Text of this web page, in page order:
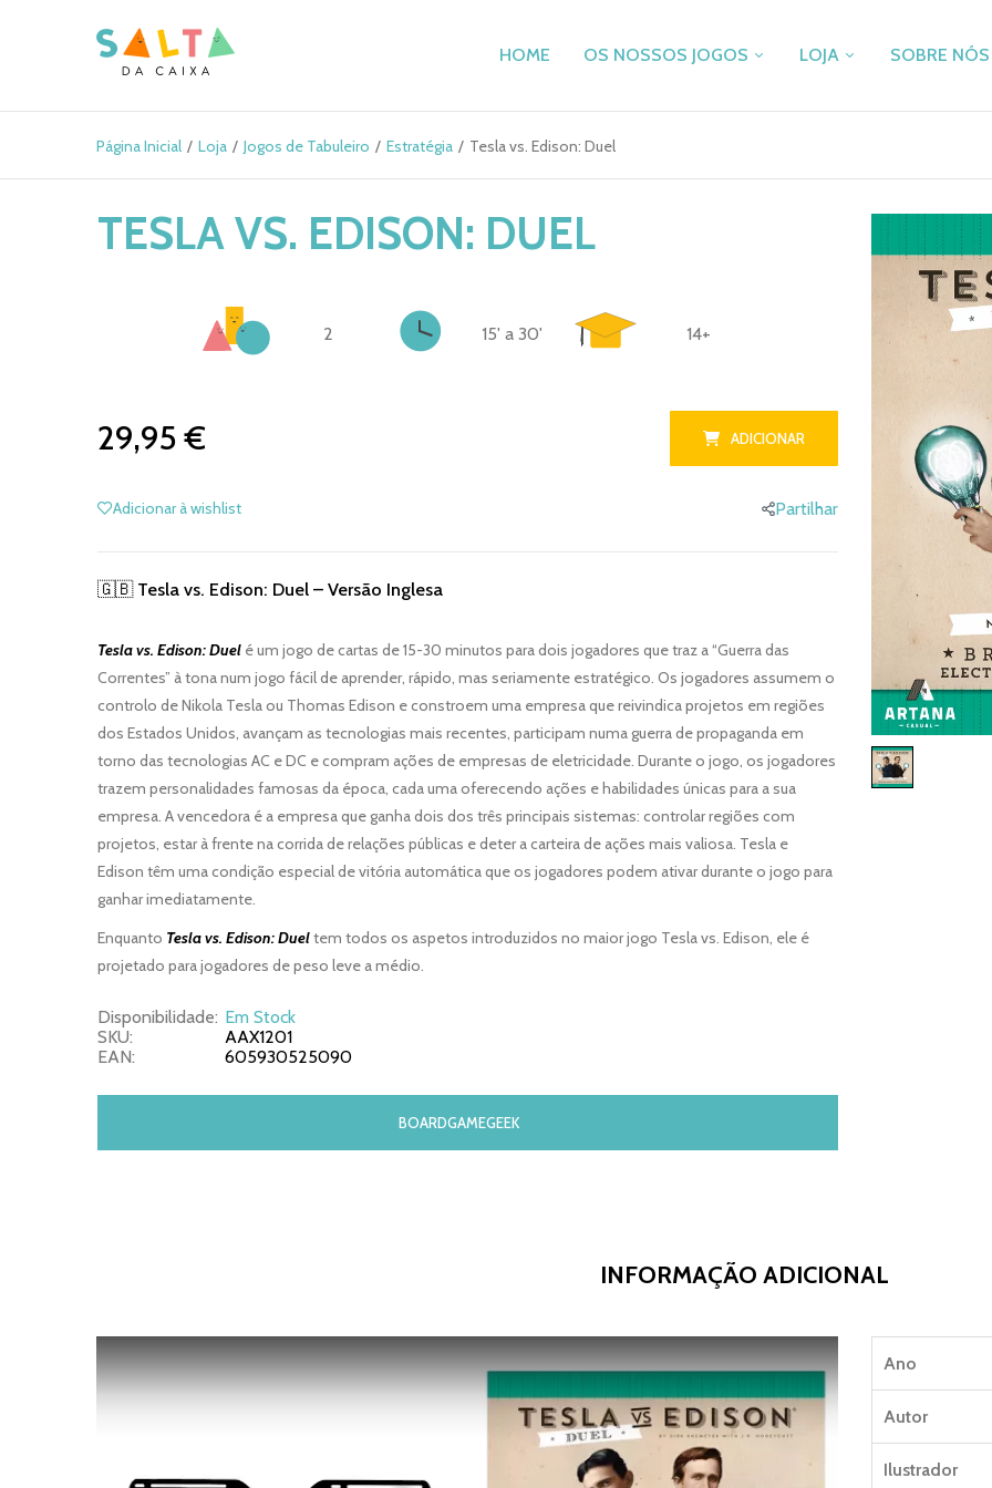
HOME OS NOSSOS JOGOS
FLAMECRAFT
LOJA
ACESSÓRIOS
RECOMENDAÇÕES
VALE DE COMPRAS
SOBRE NÓS
Página Inicial Loja Jogos de Tabuleiro Estratégia Tesla vs. Edison: Duel
TESLA VS. EDISON: DUEL
2 15' a 30' 14+
29,95 € ADICIONAR
Adicionar à wishlist Partilhar
🇬🇧 Tesla vs. Edison: Duel – Versão Inglesa
Tesla vs. Edison: Duel é um jogo de cartas de 15-30 minutos para dois jogadores que traz a “Guerra das
Correntes” à tona num jogo fácil de aprender, rápido, mas seriamente estratégico. Os jogadores assumem o
controlo de Nikola Tesla ou Thomas Edison e constroem uma empresa que reivindica projetos em regiões
dos Estados Unidos, avançam as tecnologias mais recentes, participam numa guerra de propaganda em
torno das tecnologias AC e DC e compram ações de empresas de eletricidade. Durante o jogo, os jogadores
trazem personalidades famosas da época, cada uma oferecendo ações e habilidades únicas para a sua
empresa. A vencedora é a empresa que ganha dois dos três principais sistemas: controlar regiões com
projetos, estar à frente na corrida de relações públicas e deter a carteira de ações mais valiosa. Tesla e
Edison têm uma condição especial de vitória automática que os jogadores podem ativar durante o jogo para
ganhar imediatamente.
Enquanto Tesla vs. Edison: Dueltem todos os aspetos introduzidos no maior jogo Tesla vs. Edison, ele é
projetado para jogadores de peso leve a médio.
Disponibilidade: Em Stock
SKU:
AAX1201
EAN:
605930525090
BOARDGAMEGEEK
INFORMAÇÃO ADICIONAL
Ano
Autor
Ilustrador